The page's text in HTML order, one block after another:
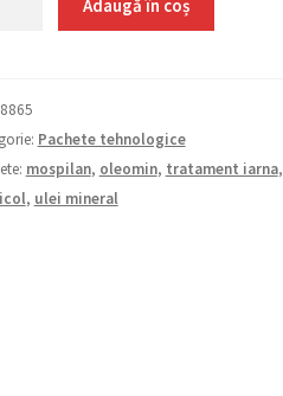
Adaugă în coș
8865
Pachete tehnologice
mospilan, oleomin, tratament iarna,
, ulei mineral